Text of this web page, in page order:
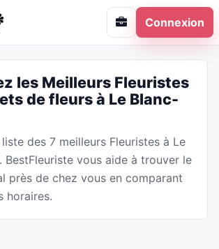
Connexion
les Meilleurs Fleuristes
de fleurs à Le Blanc-
des 7 meilleurs Fleuristes à Le
BestFleuriste vous aide à trouver le
près de chez vous en comparant
horaires.